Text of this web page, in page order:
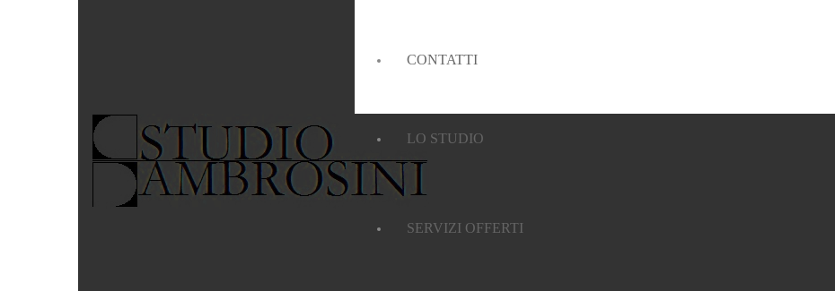
CONTATTI
LO STUDIO
SERVIZI OFFERTI